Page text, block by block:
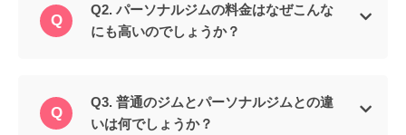
Q2. パーソナルジムの料金はなぜこんな
にも高いのでしょうか？
Q3. 普通のジムとパーソナルジムとの違
いは何でしょうか？